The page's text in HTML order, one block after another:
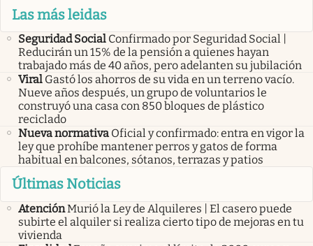
Las más leidas
Seguridad Social Confirmado por Seguridad Social |
Reducirán un 15% de la pensión a quienes hayan
trabajado más de 40 años, pero adelanten su jubilación
Viral Gastó los ahorros de su vida en un terreno vacío.
Nueve años después, un grupo de voluntarios le
construyó una casa con 850 bloques de plástico
reciclado
Nueva normativa Oficial y confirmado: entra en vigor la
ley que prohíbe mantener perros y gatos de forma
habitual en balcones, sótanos, terrazas y patios
Últimas Noticias
AtenciónMurió la Ley de Alquileres | El casero puede
subirte el alquiler si realiza cierto tipo de mejoras en tu
vivienda